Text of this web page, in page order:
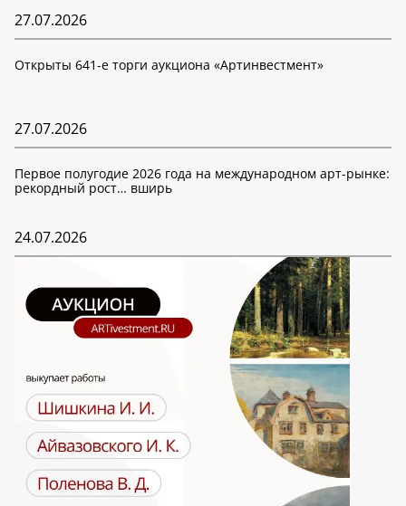
27.07.2026
Открыты 641-е торги аукциона «Артинвестмент»
27.07.2026
Первое полугодие 2026 года на международном арт-рынке:
рекордный рост… вширь
24.07.2026